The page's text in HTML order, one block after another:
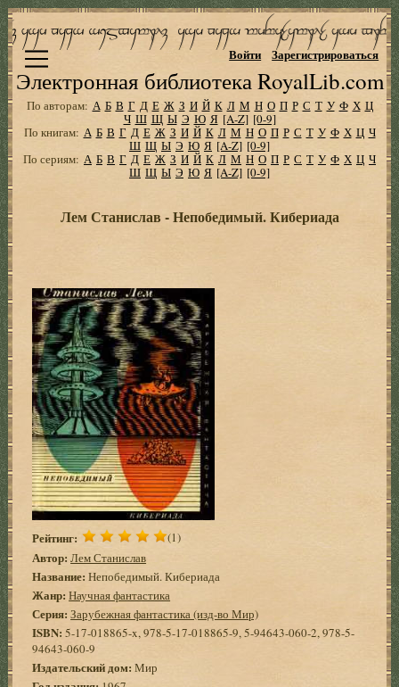
Электронная библиотека RoyalLib.com
Войти Зарегистрироваться
По авторам: А Б В Г Д Е Ж З И Й К Л М Н О П Р С Т У Ф Х Ц
Ч Ш Щ Ы Э Ю Я [A-Z] [0-9]
По книгам: А Б В Г Д Е Ж З И Й К Л М Н О П Р С Т У Ф Х Ц Ч
Ш Щ Ы Э Ю Я [A-Z] [0-9]
По сериям: А Б В Г Д Е Ж З И Й К Л М Н О П Р С Т У Ф Х Ц Ч
Ш Щ Ы Э Ю Я [A-Z] [0-9]
Лем Станислав - Непобедимый. Кибериада
Рейтинг: (1)
Автор: Лем Станислав
Название: Непобедимый. Кибериада
Жанр: Научная фантастика
Серия: Зарубежная фантастика (изд-во Мир)
ISBN: 5-17-018865-x, 978-5-17-018865-9, 5-94643-060-2, 978-5-
94643-060-9
Издательский дом: Мир